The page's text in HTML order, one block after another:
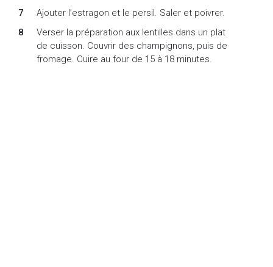
Ajouter l’estragon et le persil. Saler et poivrer.
Verser la préparation aux lentilles dans un plat
de cuisson. Couvrir des champignons, puis de
fromage. Cuire au four de 15 à 18 minutes.